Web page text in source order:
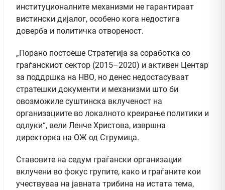
институционалните механизми не гарантираат
вистински дијалог, особено кога недостига
доверба и политичка отвореност.
„Порано постоеше Стратегија за соработка со
граѓанскиот сектор (2015–2020) и активен Центар
за поддршка на НВО, но денес недостасуваат
стратешки документи и механизми што би
овозможиле суштинска вклученост на
организациите во локалното креирање политики и
одлуки“, вели Ленче Христова, извршна
директорка на ОЖ од Струмица.
Ставовите на седум граѓански организации
вклучени во фокус групите, како и граѓаните кои
учествуваа на јавната трибина на истата тема,